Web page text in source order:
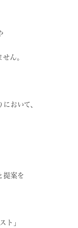
ん。
おいて、
提案を
ト」